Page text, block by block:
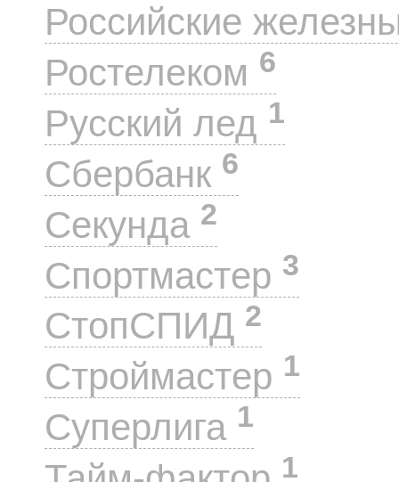
Российские
Ростелеком 6
Русский лед 1
Сбербанк 6
Секунда 2
Спортмастер 3
СтопСПИД 2
Строймастер 1
Суперлига 1
1